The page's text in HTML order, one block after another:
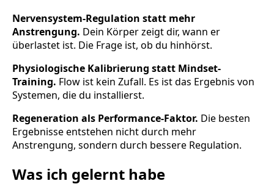
Nervensystem-Regulation statt mehr
Anstrengung. Dein Körper zeigt dir, wann er
überlastet ist. Die Frage ist, ob du hinhörst.
Physiologische Kalibrierung statt Mindset-
Training. Flow ist kein Zufall. Es ist das Ergebnis von
Systemen, die du installierst.
Regeneration als Performance-Faktor. Die besten
Ergebnisse entstehen nicht durch mehr
Anstrengung, sondern durch bessere Regulation.
Was ich gelernt habe